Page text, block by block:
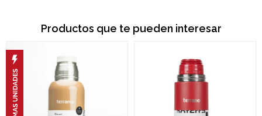
Productos que te pueden interesar